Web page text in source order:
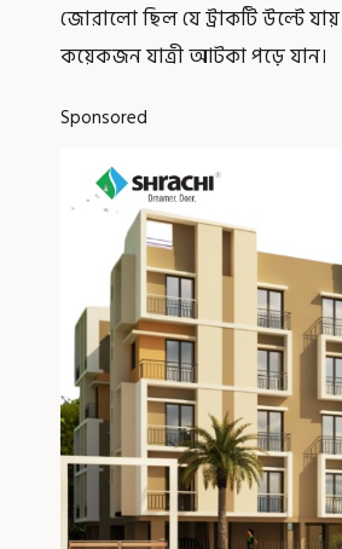
জোরালো ছিল যে ট্রাকটি উল্টে
কয়েকজন যাত্রী আটকা পড়ে যান।
Sponsored